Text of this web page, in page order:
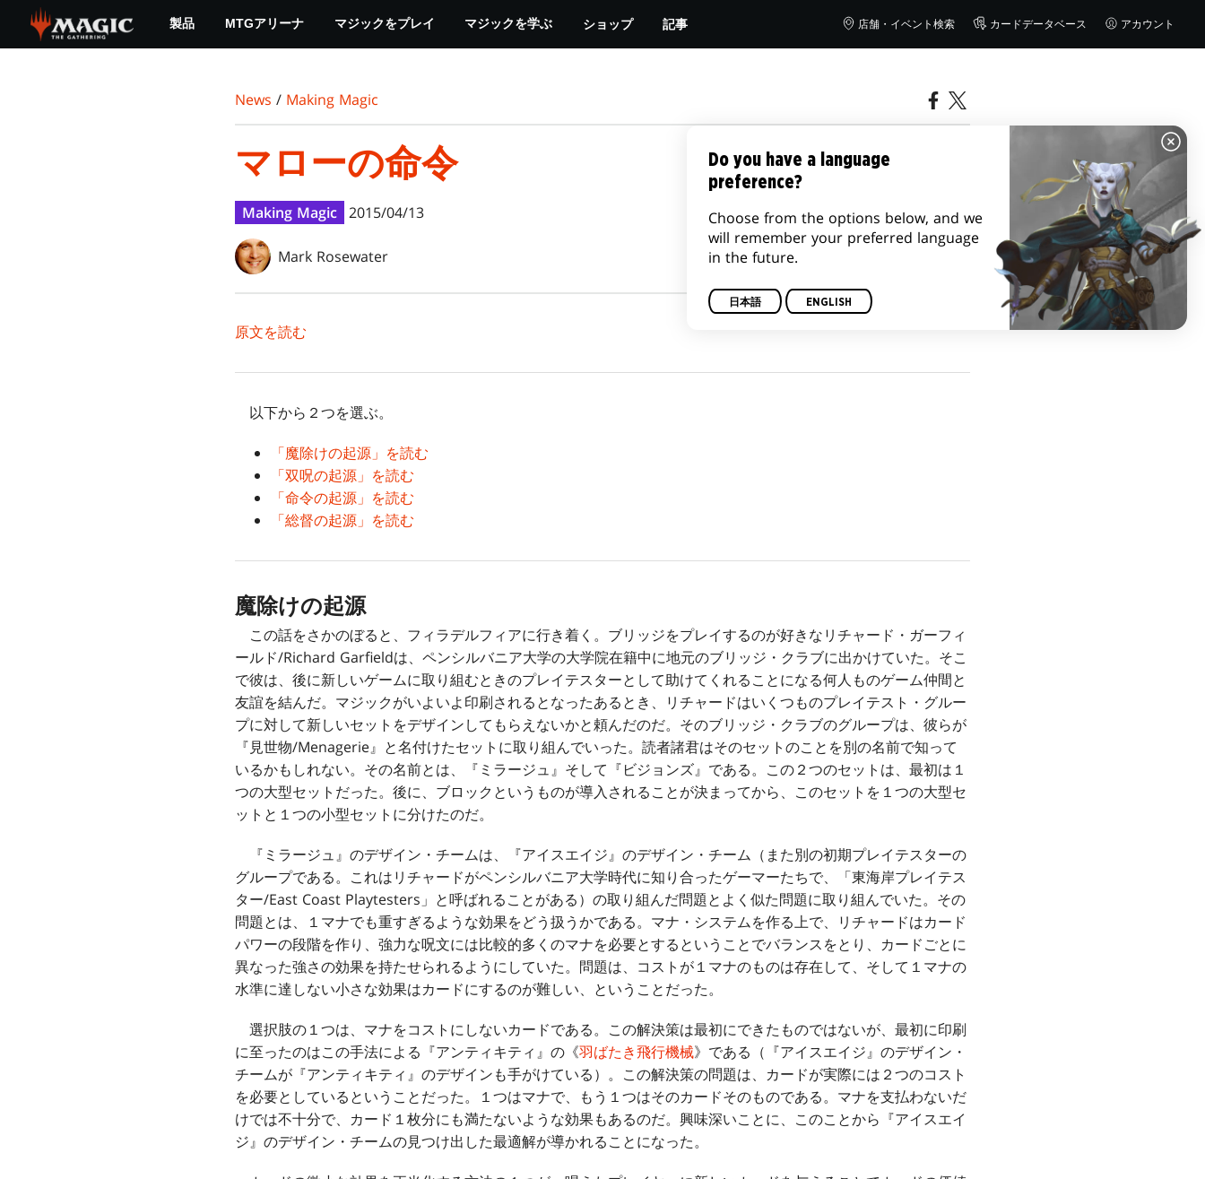
main
製品 MTGアリーナ マジックをプレイ マジックを学ぶ ショップ 記事 店舗・イベント検索 カードデータベース アカウント
News / Making Magic
マローの命令
Making Magic 2015/04/13
Mark Rosewater
原文を読む
以下から２つを選ぶ。
「魔除けの起源」を読む
「双呪の起源」を読む
「命令の起源」を読む
「総督の起源」を読む
魔除けの起源
この話をさかのぼると、フィラデルフィアに行き着く。ブリッジをプレイするのが好きなリチャード・ガーフィ
ールド/Richard Garfieldは、ペンシルバニア大学の大学院在籍中に地元のブリッジ・クラブに出かけていた。そこ
で彼は、後に新しいゲームに取り組むときのプレイテスターとして助けてくれることになる何人ものゲーム仲間と
友誼を結んだ。マジックがいよいよ印刷されるとなったあるとき、リチャードはいくつものプレイテスト・グルー
プに対して新しいセットをデザインしてもらえないかと頼んだのだ。そのブリッジ・クラブのグループは、彼らが
『見世物/Menagerie』と名付けたセットに取り組んでいった。読者諸君はそのセットのことを別の名前で知って
いるかもしれない。その名前とは、『ミラージュ』そして『ビジョンズ』である。この２つのセットは、最初は１
つの大型セットだった。後に、ブロックというものが導入されることが決まってから、このセットを１つの大型セ
ットと１つの小型セットに分けたのだ。
『ミラージュ』のデザイン・チームは、『アイスエイジ』のデザイン・チーム（また別の初期プレイテスターの
グループである。これはリチャードがペンシルバニア大学時代に知り合ったゲーマーたちで、「東海岸プレイテス
ター/East Coast Playtesters」と呼ばれることがある）の取り組んだ問題とよく似た問題に取り組んでいた。その
問題とは、１マナでも重すぎるような効果をどう扱うかである。マナ・システムを作る上で、リチャードはカード
パワーの段階を作り、強力な呪文には比較的多くのマナを必要とするということでバランスをとり、カードごとに
異なった強さの効果を持たせられるようにしていた。問題は、コストが１マナのものは存在して、そして１マナの
水準に達しない小さな効果はカードにするのが難しい、ということだった。
選択肢の１つは、マナをコストにしないカードである。この解決策は最初にできたものではないが、最初に印刷
に至ったのはこの手法による『アンティキティ』の《羽ばたき飛行機械》である（『アイスエイジ』のデザイン・
チームが『アンティキティ』のデザインも手がけている）。この解決策の問題は、カードが実際には２つのコスト
を必要としているということだった。１つはマナで、もう１つはそのカードそのものである。マナを支払わないだ
けでは不十分で、カード１枚分にも満たないような効果もあるのだ。興味深いことに、このことから『アイスエイ
ジ』のデザイン・チームの見つけ出した最適解が導かれることになった。
Do you have a language
preference?
Choose from the options below, and we
will remember your preferred language
in the future.
日本語 ENGLISH